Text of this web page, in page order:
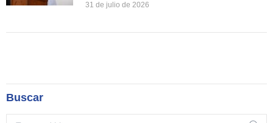
31 de julio de 2026
Buscar